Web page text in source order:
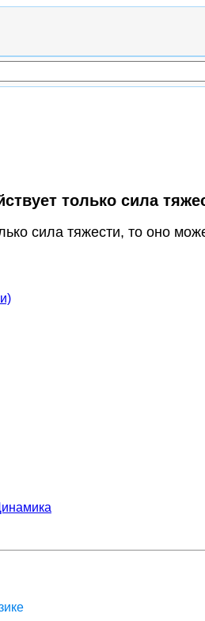
только сила
сила тяжести, то оно